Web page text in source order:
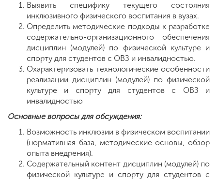
Выявить специфику текущего состояния
инклюзивного физического воспитания в вузах.
Определить методические подходы к разработке
содержательно-организационного обеспечения
дисциплин (модулей) по физической культуре и
спорту для студентов с ОВЗ и инвалидностью.
Охарактеризовать технологические особенности
реализации дисциплин (модулей) по физической
культуре и спорту для студентов с ОВЗ и
инвалидностью
Основные вопросы для обсуждения:
Возможность инклюзии в физическом воспитании
(нормативная база, методические основы, обзор
опыта внедрения).
Содержательный контент дисциплин (модулей) по
физической культуре и спорту для студентов с